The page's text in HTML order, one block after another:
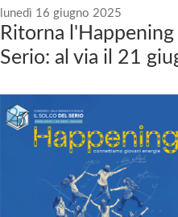
lunedì 16 giugno 2025
Ritorna
Serio: al via il 21